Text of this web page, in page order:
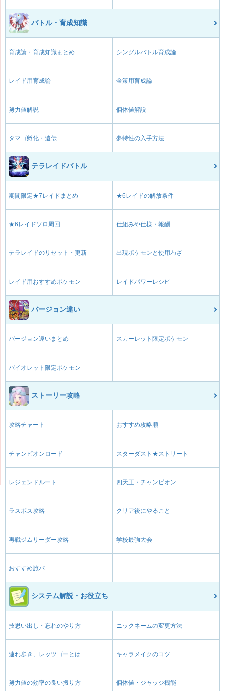
バトル・育成知識
育成論・育成知識まとめ シングルバトル育成論
レイド用育成論 金策用育成論
努力値解説 個体値解説
タマゴ孵化・遺伝 夢特性の入手方法
テラレイドバトル
期間限定★7レイドまとめ ★6レイドの解放条件
★6レイドソロ周回 仕組みや仕様・報酬
テラレイドのリセット・更新 出現ポケモンと使用わざ
レイド用おすすめポケモン レイドパワーレシピ
バージョン違い
バージョン違いまとめ スカーレット限定ポケモン
バイオレット限定ポケモン
ストーリー攻略
攻略チャート おすすめ攻略順
チャンピオンロード スターダスト★ストリート
レジェンドルート 四天王・チャンピオン
ラスボス攻略 クリア後にやること
再戦ジムリーダー攻略 学校最強大会
おすすめ旅パ
システム解説・お役立ち
技思い出し・忘れのやり方 ニックネームの変更方法
連れ歩き、レッツゴーとは キャラメイクのコツ
努力値の効率の良い振り方 個体値・ジャッジ機能